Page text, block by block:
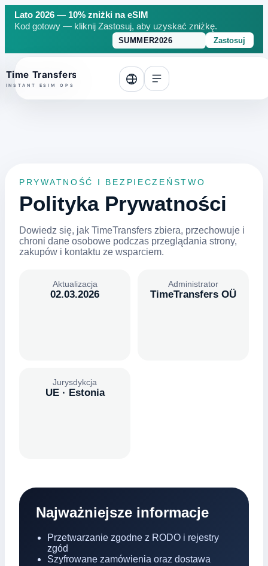
Lato 2026 — 10% zniżki na eSIM
Kod gotowy — kliknij Zastosuj, aby uzyskać zniżkę.
Zastosuj
top
PRYWATNOŚĆ I BEZPIECZEŃSTWO
Polityka Prywatności
Dowiedz się, jak TimeTransfers zbiera, przechowuje i
chroni dane osobowe podczas przeglądania strony,
zakupów i kontaktu ze wsparciem.
Aktualizacja
02.03.2026
Administrator
TimeTransfers OÜ
Jurysdykcja
UE · Estonia
Najważniejsze informacje
Przetwarzanie zgodne z RODO i rejestry
zgód
Szyfrowane zamówienia oraz dostawa